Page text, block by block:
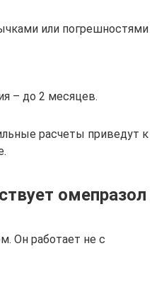
или погрешностями
– до 2 месяцев.
расчеты приведут к
омепразол
Он работает не с